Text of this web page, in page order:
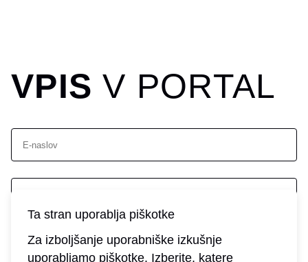
Ta stran uporablja piškotke
Za izboljšanje uporabniške izkušnje
uporabljamo piškotke. Izberite, katere
VPIS V PORTAL
Geslo
Prijava